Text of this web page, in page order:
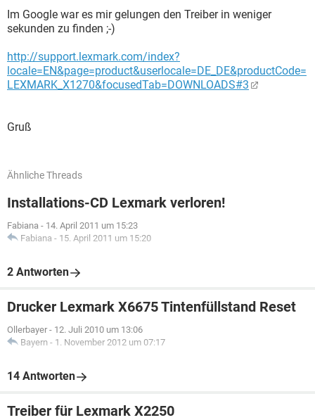
Im Google war es mir gelungen den Treiber in weniger
sekunden zu finden ;-)
http://support.lexmark.com/index?
locale=EN&page=product&userlocale=DE_DE&productCode=
LEXMARK_X1270&focusedTab=DOWNLOADS#3
Gruß
Ähnliche Threads
Installations-CD Lexmark verloren!
Fabiana - 14. April 2011 um 15:23
Fabiana - 15. April 2011 um 15:20
2 Antworten
Drucker Lexmark X6675 Tintenfüllstand Reset
Ollerbayer - 12. Juli 2010 um 13:06
Bayern - 1. November 2012 um 07:17
14 Antworten
Treiber für Lexmark X2250